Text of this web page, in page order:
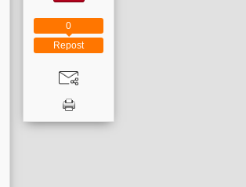
Repost
0